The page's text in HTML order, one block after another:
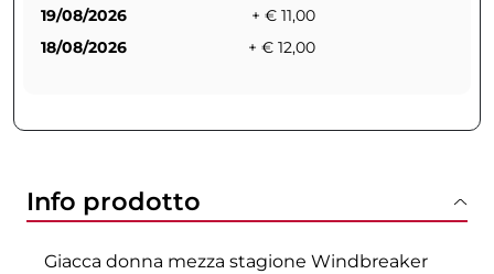
19/08/2026
+ € 11,00
18/08/2026
+ € 12,00
Info prodotto
Giacca donna mezza stagione Windbreaker